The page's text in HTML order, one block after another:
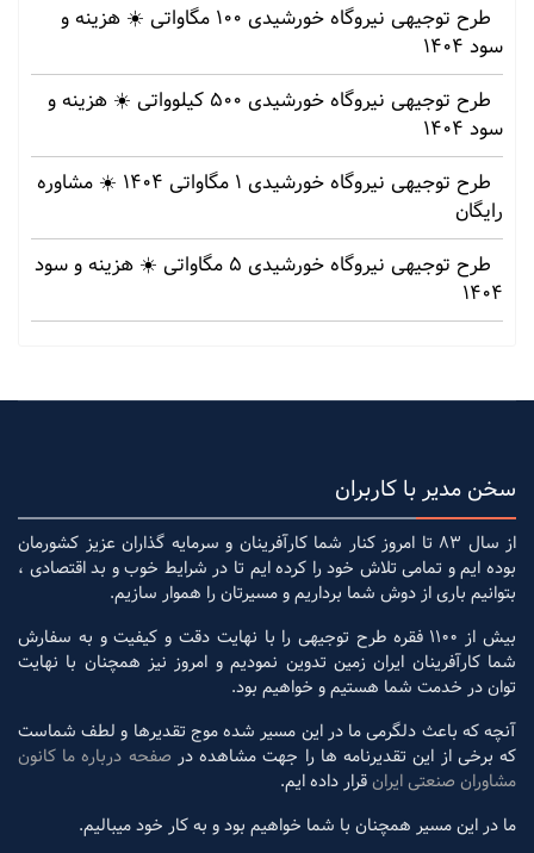
طرح توجیهی نیروگاه خورشیدی 100 مگاواتی ☀️ هزینه‌ و
سود 1404
طرح توجیهی نیروگاه خورشیدی 500 کیلوواتی ☀️ هزینه‌ و
سود 1404
طرح توجیهی نیروگاه خورشیدی 1 مگاواتی 1404 ☀️ مشاوره
رایگان
طرح توجیهی نیروگاه خورشیدی 5 مگاواتی ☀️ هزینه‌ و سود
1404
سخن مدیر با کاربران
از سال 83 تا امروز کنار شما کارآفرینان و سرمایه گذاران عزیز کشورمان
بوده ایم و تمامی تلاش خود را کرده ایم تا در شرایط خوب و بد اقتصادی ،
بتوانیم باری از دوش شما برداریم و مسیرتان را هموار سازیم.
بیش از 1100 فقره طرح توجیهی را با نهایت دقت و کیفیت و به سفارش
شما کارآفرینان ایران زمین تدوین نمودیم و امروز نیز همچنان با نهایت
توان در خدمت شما هستیم و خواهیم بود.
آنچه که باعث دلگرمی ما در این مسیر شده موج تقدیرها و لطف شماست
که برخی از این تقدیرنامه ها را جهت مشاهده در صفحه درباره ما کانون
مشاوران صنعتی ایرانقرار داده ایم.
ما در این مسیر همچنان با شما خواهیم بود و به کار خود میبالیم.